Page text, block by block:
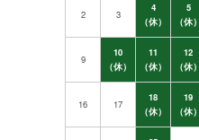
2 3
4
（休）
5
（休）
9
10
（休）
11
（休）
12
（休）
16 17
18
（休）
19
（休）